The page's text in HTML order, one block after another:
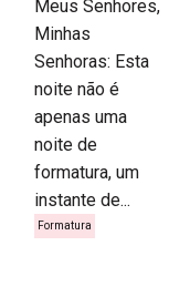
Meus Senhores,
Minhas
Senhoras: Esta
noite não é
apenas uma
noite de
formatura, um
instante de...
Formatura